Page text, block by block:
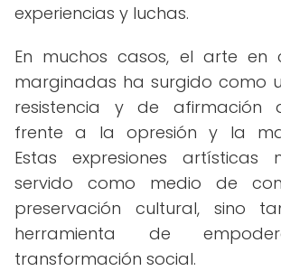
experiencias y luchas.
En muchos casos, el arte en
marginadas ha surgido como
resistencia y de afirmación
frente a la opresión y la
Estas expresiones
servido como medio de
preservación cultural, sino
herramienta de
transformación social.